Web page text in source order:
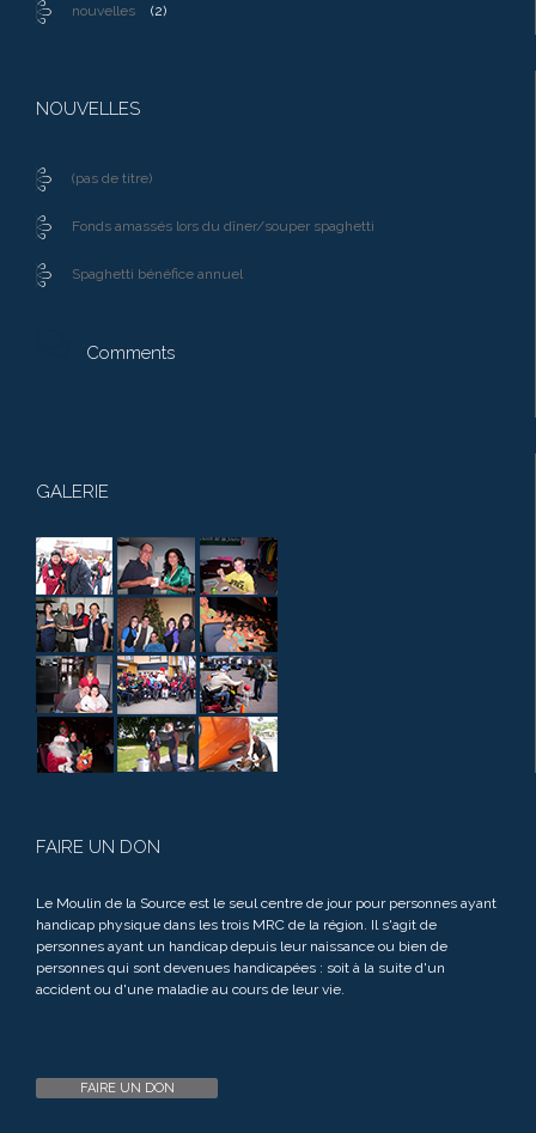
nouvelles (2)
NOUVELLES
(pas de titre)
Fonds amassés lors du dîner/souper spaghetti
Spaghetti bénéfice annuel
Comments
GALERIE
FAIRE UN DON
Le Moulin de la Source est le seul centre de jour pour personnes ayant
handicap physique dans les trois MRC de la région. Il s'agit de
personnes ayant un handicap depuis leur naissance ou bien de
personnes qui sont devenues handicapées : soit à la suite d'un
accident ou d'une maladie au cours de leur vie.
FAIRE UN DON